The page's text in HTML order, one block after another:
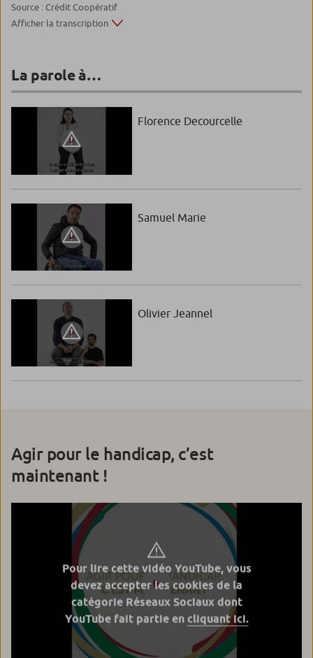
Source : Crédit Coopératif
Afficher la transcription
La parole à…
Florence Decourcelle
Samuel Marie
Olivier Jeannel
Agir pour le handicap, c’est
maintenant !
Pour lire cette vidéo YouTube, vous
devez accepter les cookies de la
catégorie Réseaux Sociaux dont
YouTube fait partie en cliquant ici.